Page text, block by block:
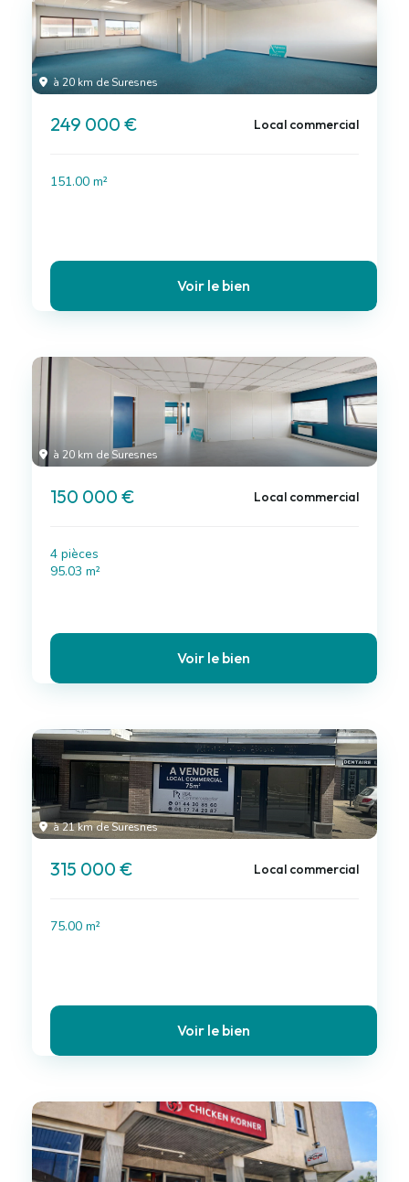
à 20 km de Suresnes
249 000 € Local commercial
151.00 m²
Voir le bien
à 20 km de Suresnes
150 000 € Local commercial
4 pièces
95.03 m²
Voir le bien
à 21 km de Suresnes
315 000 € Local commercial
75.00 m²
Voir le bien